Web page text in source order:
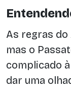
As regras do
mas o
complicado
dar uma